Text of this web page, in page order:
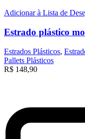
Adicionar à Lista de
Estrado plástico
Estrados Plásticos,
Pallets Plásticos
R$ 148,90